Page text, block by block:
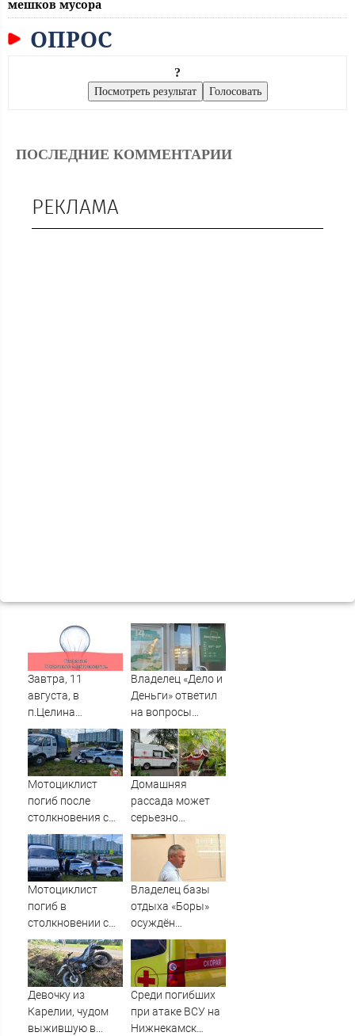
мешков мусора
ОПРОС
?
ПОСЛЕДНИЕ КОММЕНТАРИИ
РЕКЛАМА
Завтра, 11
августа, в
п.Целина
отключат
электроэнергию
на 3 улицах
Владелец «Дело и
Деньги» ответил
на вопросы
Newsler.ru
Мотоциклист
погиб после
столкновения с
«Газелью» в Твери
– Новости Твери и
городов Тверской
области сегодня -
Afanasy.biz –
Тверские новости.
Тверь ново
Домашняя
рассада может
серьезно
подорвать
здоровье
Мотоциклист
погиб в
столкновении с
ГАЗЕлью в Твери
Владелец базы
отдыха «Боры»
осуждён
за гибель
подростка
на водоёме
Девочку из
Карелии, чудом
выжившую в
Среди погибших
при атаке ВСУ на
Нижнекамск